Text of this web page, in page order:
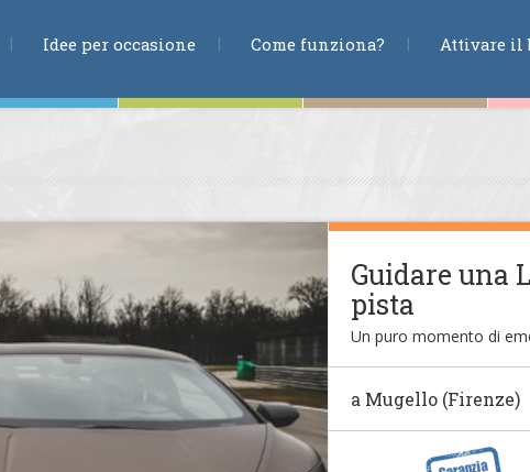
Idee per occasione Come funziona? Attivare il
Guidare una
pista
Un puro momento di
a Mugello (Firenze)